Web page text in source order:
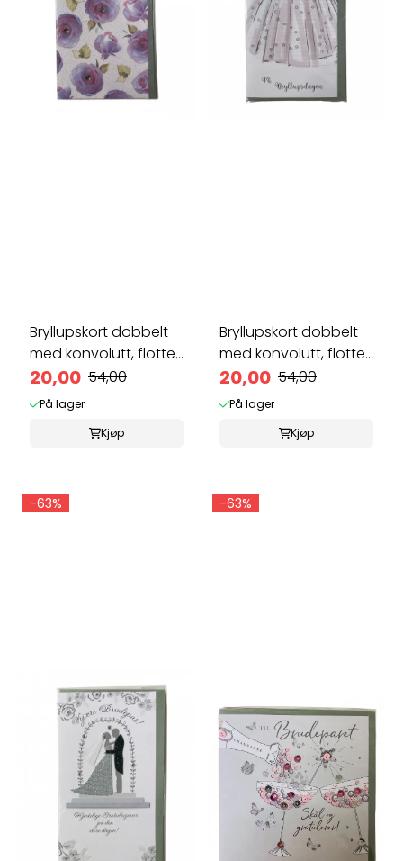
Bryllupskort dobbelt
med konvolutt, flotte
...
20,00 54,00
På lager
Kjøp
Bryllupskort dobbelt
med konvolutt, flotte
...
20,00 54,00
På lager
Kjøp
-63% -63%